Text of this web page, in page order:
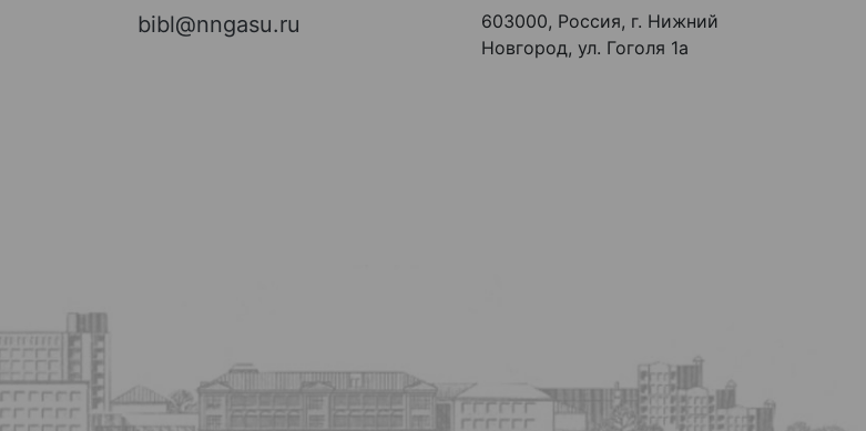
bibl@nngasu.ru
603000, Россия, г. Нижний
Новгород, ул. Гоголя 1а